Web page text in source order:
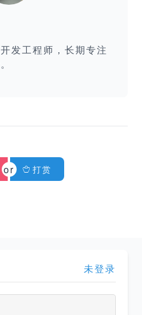
发工程师，长期专注
打赏
未登录